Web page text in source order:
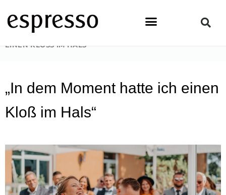
Inhalt
springen
STARTSEITE
EINEN KLOSS IM HALS“
„In dem Moment hatte ich einen
Kloß im Hals“